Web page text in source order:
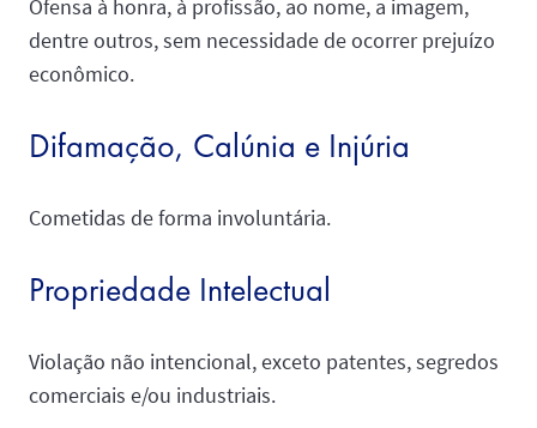
Ofensa à honra, à profissão, ao nome, a imagem,
dentre outros, sem necessidade de ocorrer prejuízo
econômico.
Difamação, Calúnia e Injúria
Cometidas de forma involuntária.
Propriedade Intelectual
Violação não intencional, exceto patentes, segredos
comerciais e/ou industriais.